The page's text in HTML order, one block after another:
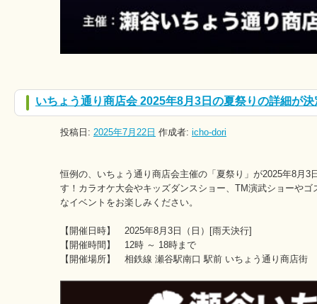
いちょう通り商店会 2025年8月3日の夏祭りの詳細が
投稿日: 2025年7月22日 作成者: icho-dori
恒例の、いちょう通り商店会主催の「夏祭り」が2025年8月3
す！カラオケ大会やキッズダンスショー、TM演武ショーやゴ
なイベントをお楽しみください。
【開催日時】 2025年8月3日（日）[雨天決行]
【開催時間】 12時 ～ 18時まで
【開催場所】 相鉄線 瀬谷駅南口 駅前 いちょう通り商店街